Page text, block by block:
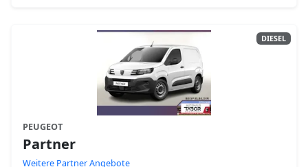
DIESEL
PEUGEOT
Partner
Weitere Partner Angebote